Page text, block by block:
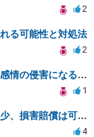
2
る可能性と対処法
2
知的障害者と言う文言が名誉毀損か名誉感情の侵害になるか教えてほしい。
1
ネットでの誹謗中傷によるコミケ売上減少、損害賠償は可能か？
4